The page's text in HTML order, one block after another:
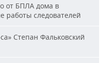
от БПЛА дома в
работы следователей
Степан Фальковский